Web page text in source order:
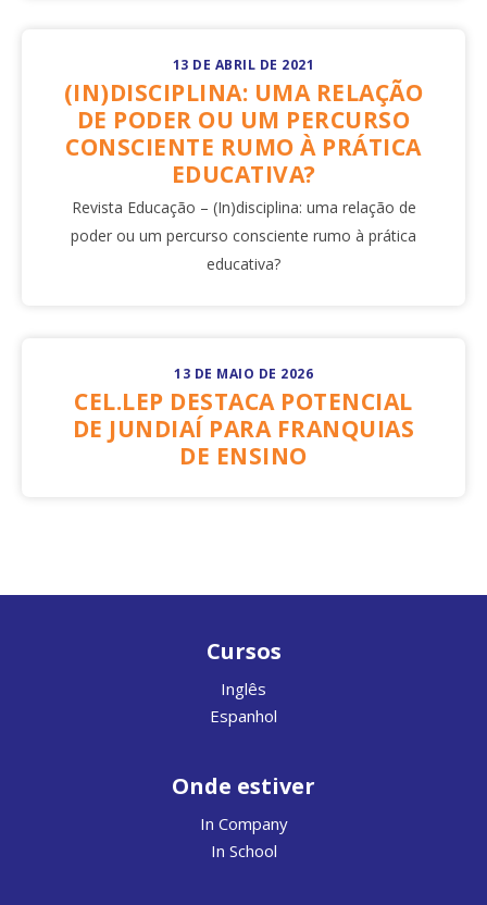
13 DE ABRIL DE 2021
(IN)DISCIPLINA: UMA RELAÇÃO
DE PODER OU UM PERCURSO
CONSCIENTE RUMO À PRÁTICA
EDUCATIVA?
Revista Educação – (In)disciplina: uma relação de
poder ou um percurso consciente rumo à prática
educativa?
13 DE MAIO DE 2026
CEL.LEP DESTACA POTENCIAL
DE JUNDIAÍ PARA FRANQUIAS
DE ENSINO
Cursos
Inglês
Espanhol
Onde estiver
In Company
In School